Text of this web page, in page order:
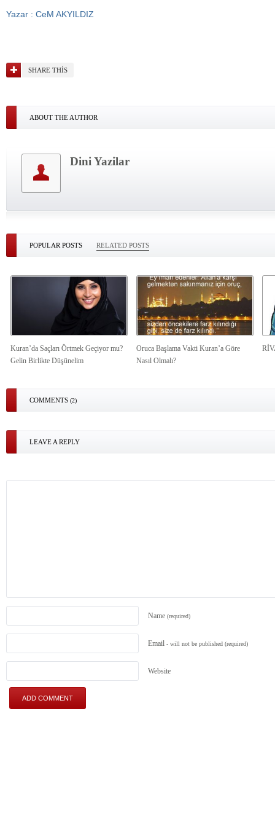
Yazar : CeM AKYILDIZ
SHARE THIS
ABOUT THE AUTHOR
Dini Yazilar
POPULAR POSTS RELATED POSTS
Kuran’da Saçları Örtmek Geçiyor mu?
Gelin Birlikte Düşünelim
Oruca Başlama Vakti Kuran’a Göre
Nasıl Olmalı?
COMMENTS (2)
LEAVE A REPLY
Name (required)
Email - will not be published (required)
Website